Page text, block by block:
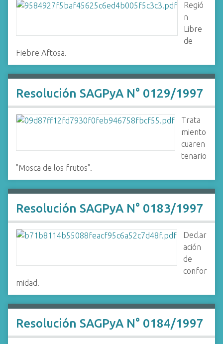
Regió
n
Libre
de
Fiebre Aftosa.
Resolución SAGPyA N° 0129/1997
Trata
miento
cuaren
tenario
"Mosca de los frutos".
Resolución SAGPyA N° 0183/1997
Declar
ación
de
confor
midad.
Resolución SAGPyA N° 0184/1997